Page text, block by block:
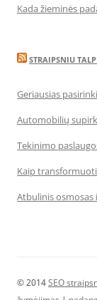
Kada žieminės
STRAIPSNIU
Geriausias
Automobilių
Tekinimo
Kaip
Atbulinis osmosas
© 2014SEO